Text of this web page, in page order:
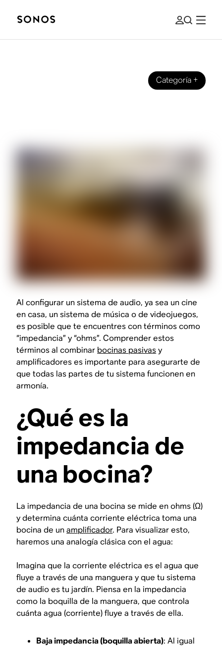
Categoría+
Al configurar un sistema de audio, ya sea un cine
en casa, un sistema de música o de videojuegos,
es posible que te encuentres con términos como
“impedancia” y “ohms”. Comprender estos
términos al combinar bocinas pasivasy
amplificadores es importante para asegurarte de
que todas las partes de tu sistema funcionen en
armonía.
¿Qué es la
impedancia de
una bocina?
La impedancia de una bocina se mide en ohms (Ω)
y determina cuánta corriente eléctrica toma una
bocina de unamplificador. Para visualizar esto,
haremos una analogía clásica con el agua:
Imagina que la corriente eléctrica es el agua que
fluye a través de una manguera y que tu sistema
de audio es tu jardín. Piensa en la impedancia
como la boquilla de la manguera, que controla
cuánta agua (corriente) fluye a través de ella.
Baja impedancia (boquilla abierta): Al igual